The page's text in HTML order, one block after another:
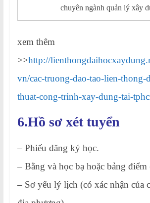
chuyên ngành quản lý xây
xem thêm
>>http://
vn/cac-truong-dao-tao-lien-thong-
thuat-cong-trinh-xay-dung-tai-
6.Hồ sơ xét tuyển
– Phiếu đăng ký học.
– Bằng và học bạ hoặc bảng điểm
– Sơ yếu lý lịch (có xác nhận của